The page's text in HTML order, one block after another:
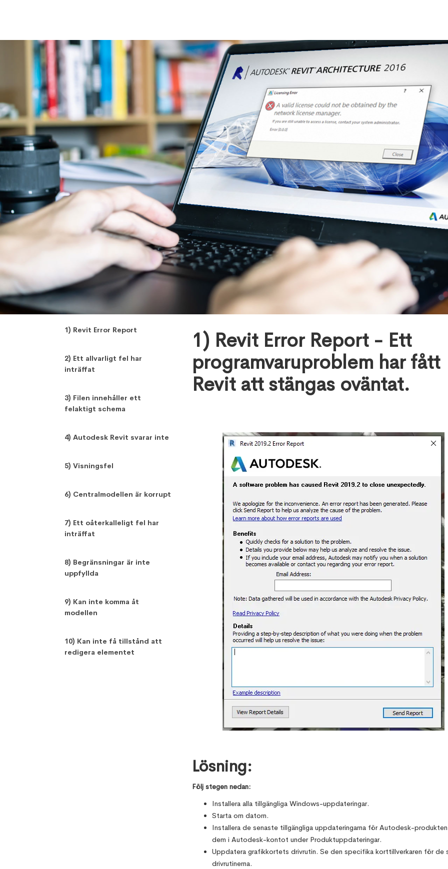
Meesum Hyder, Digital Catalyst January 12, 2022
1) Revit Error Report
2) Ett allvarligt fel har
inträffat
3) Filen innehåller ett
felaktigt schema
4) Autodesk Revit svarar inte
5) Visningsfel
6) Centralmodellen är korrupt
7) Ett oåterkalleligt fel har
inträffat
8) Begränsningar är inte
uppfyllda
9) Kan inte komma åt
modellen
10) Kan inte få tillstånd att
redigera elementet
1) Revit Error Report - Ett
programvaruproblem har fått
Revit att stängas oväntat.
Lösning:
Följ stegen nedan:
Installera alla tillgängliga Windows-uppdateringar.
Starta om datorn.
Installera de senaste tillgängliga uppdateringarna för Autodesk-
dem i Autodesk-kontot under Produktuppdateringar.
Uppdatera grafikkortets drivrutin. Se den specifika korttillverkaren för de
drivrutinerna.